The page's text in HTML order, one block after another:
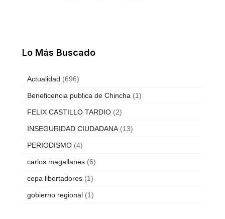
Lo Más Buscado
Actualidad (696)
Beneficencia publica de Chincha (1)
FELIX CASTILLO TARDIO (2)
INSEGURIDAD CIUDADANA (13)
PERIODISMO (4)
carlos magallanes (6)
copa libertadores (1)
gobierno regional (1)